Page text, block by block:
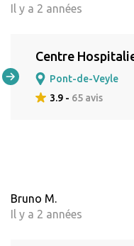
Il y a 2 années
Centre
Pont-de-Veyle
3.9 - 65 avis
Bruno M.
Il y a 2 années